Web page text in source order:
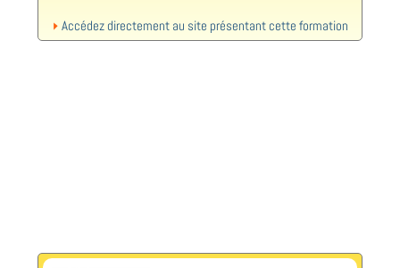
Accédez directement au site présentant cette formation